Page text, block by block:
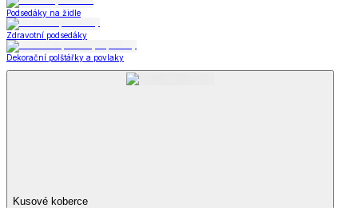
Podsedáky na židle
Zdravotní podsedáky
Dekorační polštářky a povlaky
Kusové koberce